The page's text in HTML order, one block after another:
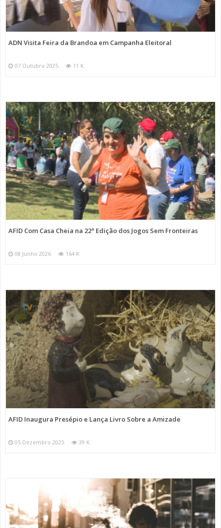
ADN Visita Feira da Brandoa em Campanha Eleitoral
07 Outubro 2025 11 K
AFID Com Casa Cheia na 22ª Edição dos Jogos Sem Fronteiras
08 Junho 2026 164 K
AFID Inaugura Presépio e Lança Livro Sobre a Amizade
05 Dezembro 2025 39 K